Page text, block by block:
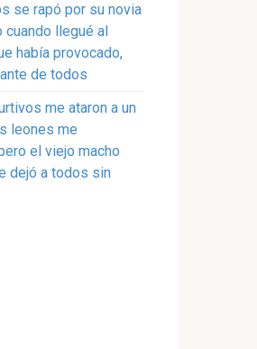
se rapó por su novia
cuando llegué al
había provocado,
de todos
me ataron a un
leones me
el viejo macho
dejó a todos sin